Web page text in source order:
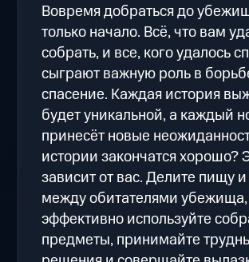
Вовремя добраться до
только начало. Всё, что вам
собрать, и все, кого удалось
сыграют важную роль в
спасение. Каждая история
будет уникальной, а каждый
принесёт новые
истории закончатся хорошо?
зависит от вас. Делите пищу
между обитателями убежища,
эффективно используйте
предметы, принимайте